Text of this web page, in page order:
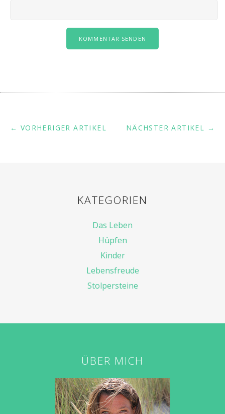
NÄCHSTER ARTIKEL →
← VORHERIGER ARTIKEL
KATEGORIEN
Das Leben
Hüpfen
Kinder
Lebensfreude
Stolpersteine
ÜBER MICH